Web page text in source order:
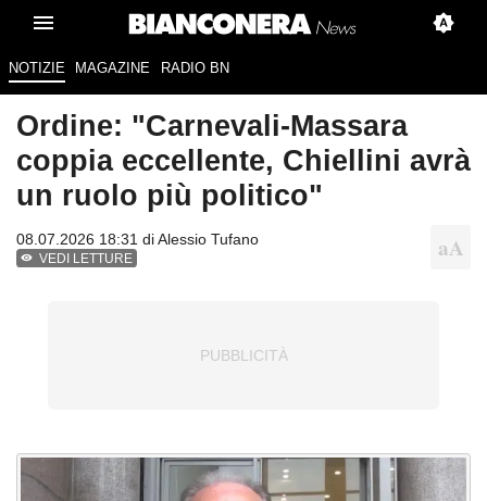
NOTIZIE MAGAZINE RADIO BN
Ordine: "Carnevali-Massara
coppia eccellente, Chiellini avrà
un ruolo più politico"
08.07.2026 18:31 diAlessio Tufano
VEDI LETTURE